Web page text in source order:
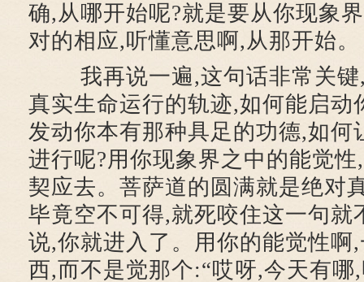
确,从哪开始呢?就是要从你现象
对的相应,听懂意思啊,从那开始。
我再说一遍,这句话非常关键,
真实生命运行的轨迹,如何能启动
发动你本有那种具足的功德,如何
进行呢?用你现象界之中的能觉
契应去。菩萨道的圆满就是绝对
毕竟空不可得,就死咬住这一句就
说,你就进入了。用你的能觉性啊
西,而不是觉那个:“哎呀,今天有哪